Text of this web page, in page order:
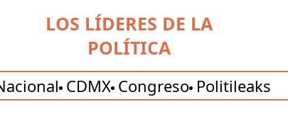
LOS LÍDERES DE LA
POLÍTICA
CDMX Congreso Politileaks